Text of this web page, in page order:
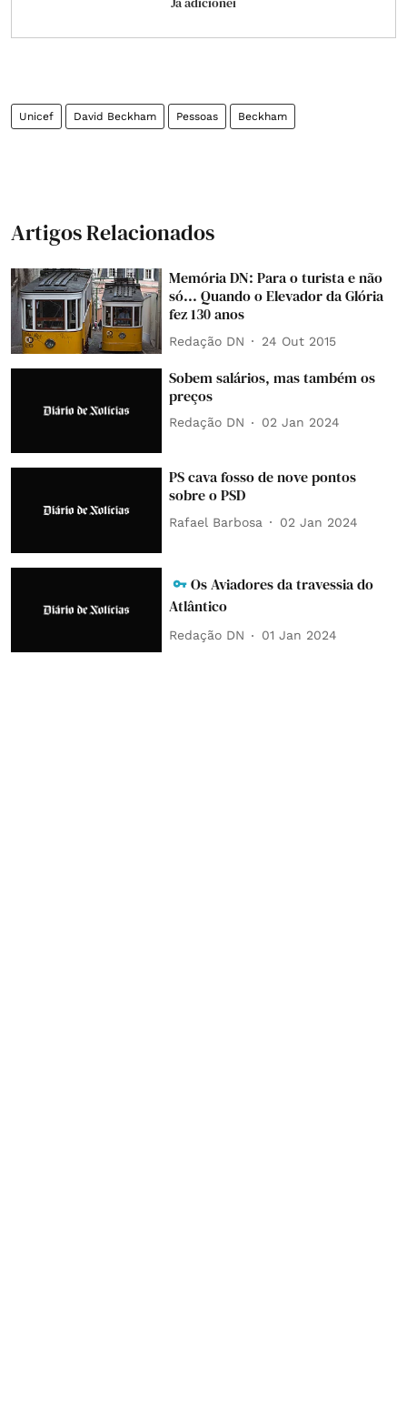
Unicef David Beckham Pessoas Beckham
Artigos Relacionados
Memória DN: Para o turista e não
só... Quando o Elevador da Glória
fez 130 anos
Redação DN 24 Out 2015
Sobem salários, mas também os
preços
Redação DN 02 Jan 2024
PS cava fosso de nove pontos
sobre o PSD
Rafael Barbosa 02 Jan 2024
Os Aviadores da travessia do
Atlântico
Redação DN 01 Jan 2024